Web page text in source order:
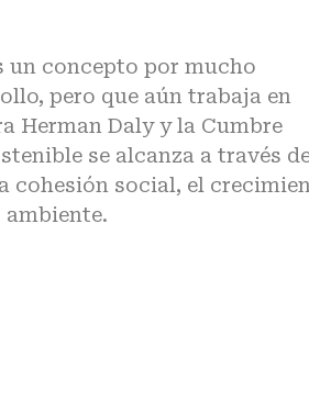
un concepto por mucho
pero que aún trabaja en
Herman Daly y la Cumbre
se alcanza a través
cohesión social, el